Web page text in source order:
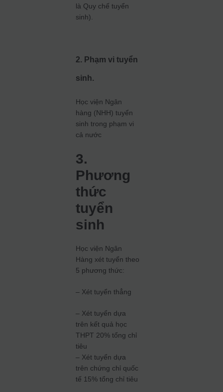
là Quy chế tuyển
sinh).
2. Phạm vi tuyển
sinh.
Học viện Ngân
hàng (NHH) tuyển
sinh trong phạm vi
cả nước
3.
Phương
thức
tuyển
sinh
Học viện Ngân
Hàng xét tuyển theo
5 phương thức:
– Xét tuyển thẳng
– Xét tuyển dựa
trên kết quả học
THPT 20% tổng chỉ
tiêu
– Xét tuyển dựa
trên chứng chỉ quốc
tế 15% tổng chỉ tiêu